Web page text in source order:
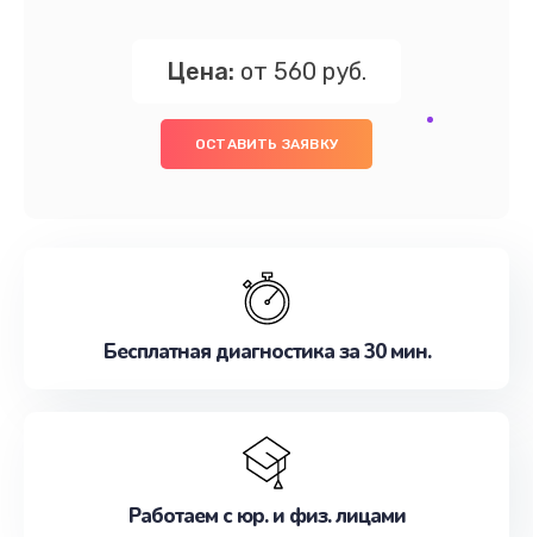
Цена: от 560 руб.
ОСТАВИТЬ ЗАЯВКУ
Бесплатная диагностика за 30 мин.
Работаем с юр. и физ. лицами